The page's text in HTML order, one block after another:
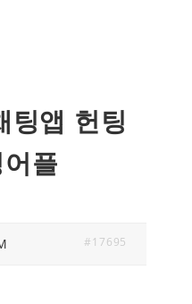
팅앱 헌팅
플
#17695